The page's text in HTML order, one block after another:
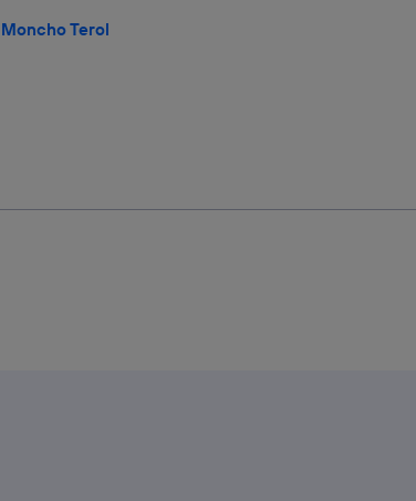
Moncho Terol